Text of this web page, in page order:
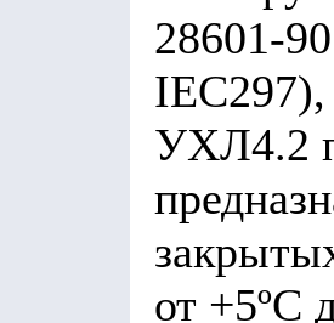
28601-
УХЛ4.2
от +5ºС